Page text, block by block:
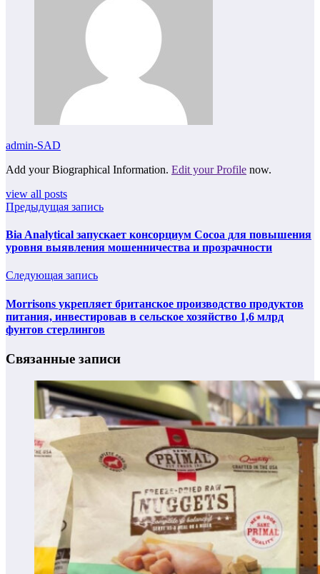
admin-SAD
Add your Biographical Information. Edit your Profile now.
view all posts
Предыдущая запись
Bia Analytical запускает консорциум Cocoa для повышения
уровня выявления мошенничества и прозрачности
Следующая запись
Morrisons укрепляет британское производство продуктов
питания, инвестировав в сельское хозяйство 1,6 млрд
фунтов стерлингов
Связанные записи